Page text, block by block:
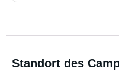
Standort des